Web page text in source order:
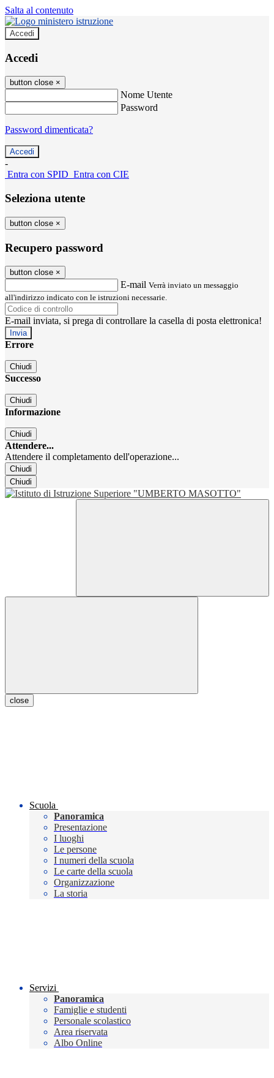
Salta al contenuto
Accedi
Accedi
button close ×
Nome Utente
Password
Password dimenticata?
-
Entra con SPID Entra con CIE
Seleziona utente
button close ×
Recupero password
button close ×
E-mail Verrà inviato un messaggio
all'indirizzo indicato con le istruzioni necessarie.
E-mail inviata, si prega di controllare la casella di posta elettronica!
Errore
Chiudi
Successo
Chiudi
Informazione
Chiudi
Attendere...
Attendere il completamento dell'operazione...
Chiudi
Chiudi
close
Scuola
Panoramica
Presentazione
I luoghi
Le persone
I numeri della scuola
Le carte della scuola
Organizzazione
La storia
Servizi
Panoramica
Famiglie e studenti
Personale scolastico
Area riservata
Albo Online